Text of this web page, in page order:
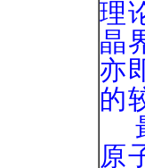
理
晶
亦
的
原